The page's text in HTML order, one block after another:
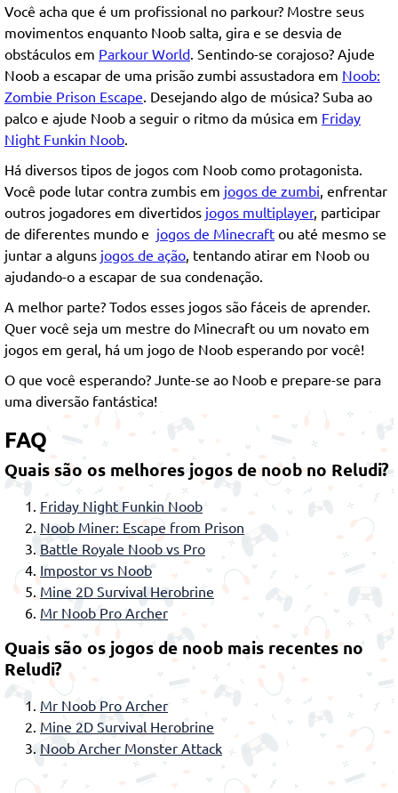
Você acha que é um profissional no parkour? Mostre seus
movimentos enquanto Noob salta, gira e se desvia de
obstáculos em Parkour World . Sentindo-se corajoso? Ajude
Noob a escapar de uma prisão zumbi assustadora em Noob:
Zombie Prison Escape . Desejando algo de música? Suba ao
palco e ajude Noob a seguir o ritmo da música em Friday
Night Funkin Noob
Há diversos tipos de jogos com Noob como protagonista.
Você pode lutar contra zumbis em jogos de zumbi , enfrentar
outros jogadores em divertidos jogos multiplayer, participar
de diferentes mundo e jogos de Minecraft ou até mesmo se
juntar a alguns jogos de ação , tentando atirar em Noob ou
ajudando-o a escapar de sua condenação.
A melhor parte? Todos esses jogos são fáceis de aprender.
Quer você seja um mestre do Minecraft ou um novato em
jogos em geral, há um jogo de Noob esperando por você!
O que você esperando? Junte-se ao Noob e prepare-se para
uma diversão fantástica!
FAQ
Quais são os melhores jogos de noob no Reludi?
Friday Night Funkin Noob
Noob Miner: Escape from Prison
Battle Royale Noob vs Pro
Impostor vs Noob
Mine 2D Survival Herobrine
Mr Noob Pro Archer
Quais são os jogos de noob mais recentes no
Reludi?
Mr Noob Pro Archer
Mine 2D Survival Herobrine
Noob Archer Monster Attack